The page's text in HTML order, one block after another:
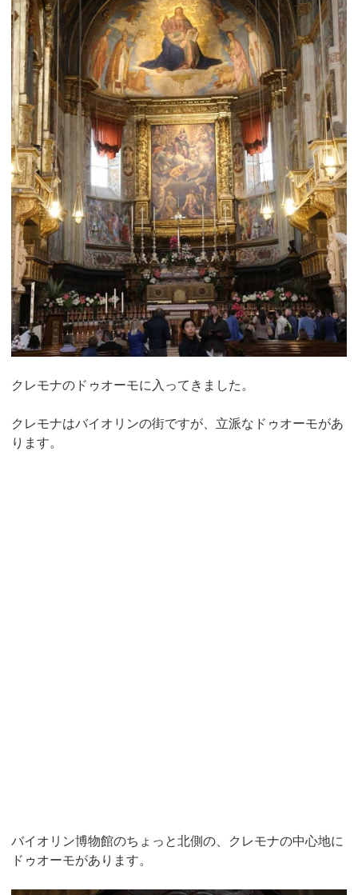
クレモナのドゥオーモに入ってきました。
クレモナはバイオリンの街ですが、立派なドゥオーモがあ
ります。
バイオリン博物館のちょっと北側の、クレモナの中心地に
ドゥオーモがあります。